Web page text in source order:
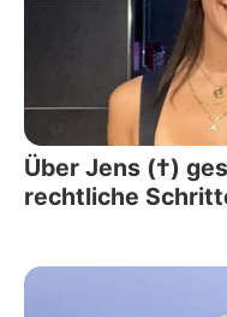
Über Jens (†)
rechtliche